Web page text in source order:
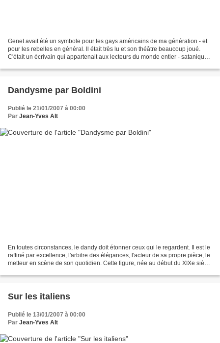
Genet avait été un symbole pour les gays américains de ma génération - et
pour les rebelles en général. Il était très lu et son théâtre beaucoup joué.
C'était un écrivain qui appartenait aux lecteurs du monde entier - satanique,
Dandysme par Boldini
Publié le 21/01/2007 à 00:00
Par Jean-Yves Alt
En toutes circonstances, le dandy doit étonner ceux qui le regardent. Il est le
raffiné par excellence, l'arbitre des élégances, l'acteur de sa propre pièce, le
metteur en scène de son quotidien. Cette figure, née au début du XIXe siècle
Sur les italiens
Publié le 13/01/2007 à 00:00
Par Jean-Yves Alt